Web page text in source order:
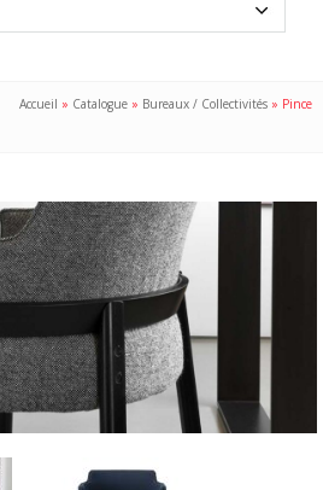
Accueil » Catalogue » Bureaux / Collectivités » Pince